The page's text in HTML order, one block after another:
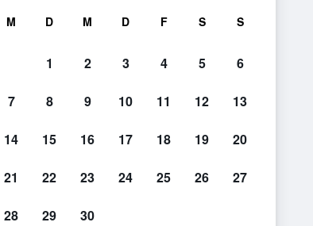
M D M D F S S
1 2 3 4 5 6
7 8 9 10 11 12 13
14 15 16 17 18 19 20
21 22 23 24 25 26 27
28 29 30